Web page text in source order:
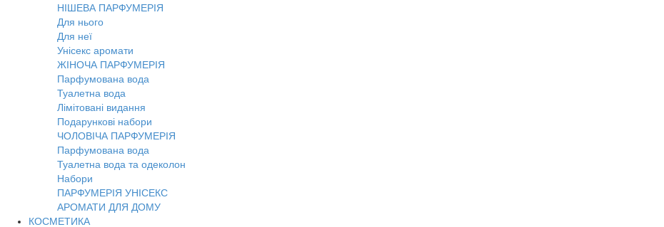
НІШЕВА ПАРФУМЕРІЯ
Для нього
Для неї
Унісекс аромати
ЖІНОЧА ПАРФУМЕРІЯ
Парфумована вода
Туалетна вода
Лімітовані видання
Подарункові набори
ЧОЛОВІЧА ПАРФУМЕРІЯ
Парфумована вода
Туалетна вода та одеколон
Набори
ПАРФУМЕРІЯ УНІСЕКС
АРОМАТИ ДЛЯ ДОМУ
КОСМЕТИКА